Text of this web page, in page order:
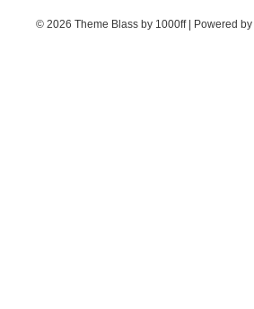
© 2026 Theme Blass by 1000ff | Powered by